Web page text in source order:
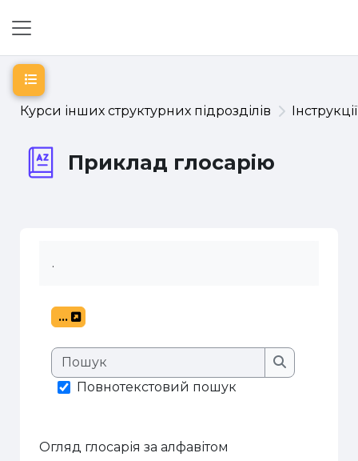
Курси інших структурних підрозділів
Приклад глосарію
Відкритий покажчик курсу
.
...
Експорт записів
Пошук
Пошук
Повнотекстовий пошук
Огляд глосарія за алфавітом